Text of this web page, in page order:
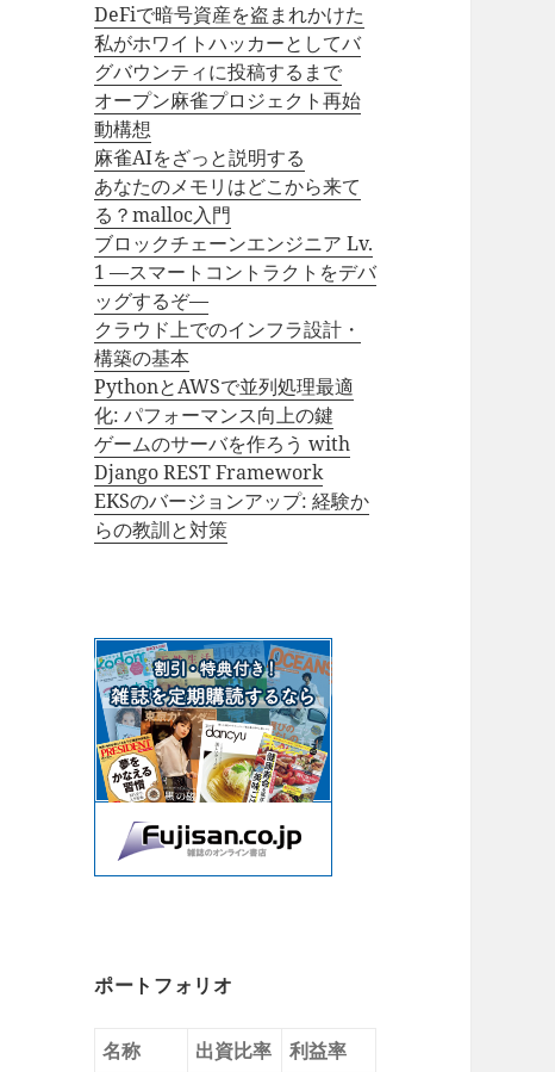
DeFiで暗号資産を盗まれかけた
私がホワイトハッカーとしてバ
グバウンティに投稿するまで
オープン麻雀プロジェクト再始
動構想
麻雀AIをざっと説明する
あなたのメモリはどこから来て
る？malloc入門
ブロックチェーンエンジニア Lv.
1 —スマートコントラクトをデバ
ッグするぞ—
クラウド上でのインフラ設計・
構築の基本
PythonとAWSで並列処理最適
化: パフォーマンス向上の鍵
ゲームのサーバを作ろう with
Django REST Framework
EKSのバージョンアップ: 経験か
らの教訓と対策
ポートフォリオ
名称 出資比率
利益率